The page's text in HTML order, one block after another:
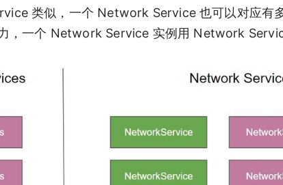
类似，一个 Network Service 也可以对应有
，一个 Network Service 实例用 Network